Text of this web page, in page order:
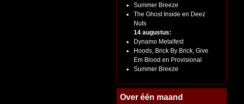
Summer Breeze
The Ghost Inside en Deez
Nuts
14 augustus:
Dynamo Metalfest
Hoods, Brick By Brick, Give
Em Blood en Provisional
Summer Breeze
Over één maand